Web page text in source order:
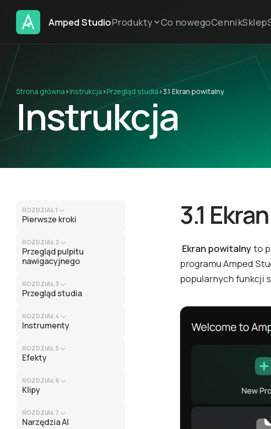
Amped StudioProdukty Co nowegoCennikSklep
Strona główna ›Instrukcja ›Przegląd studia ›3.1 Ekran powitalny
Instrukcja
ROZDZIAŁ 1
Pierwsze kroki
ROZDZIAŁ 2
Przegląd pulpitu
nawigacyjnego
ROZDZIAŁ 3
Przegląd studia
ROZDZIAŁ 4
Instrumenty
ROZDZIAŁ 5
Efekty
ROZDZIAŁ 6
Klipy
ROZDZIAŁ 7
Narzędzia AI
3.1
Ekran powitalny to
programu Amped
popularnych funkcji